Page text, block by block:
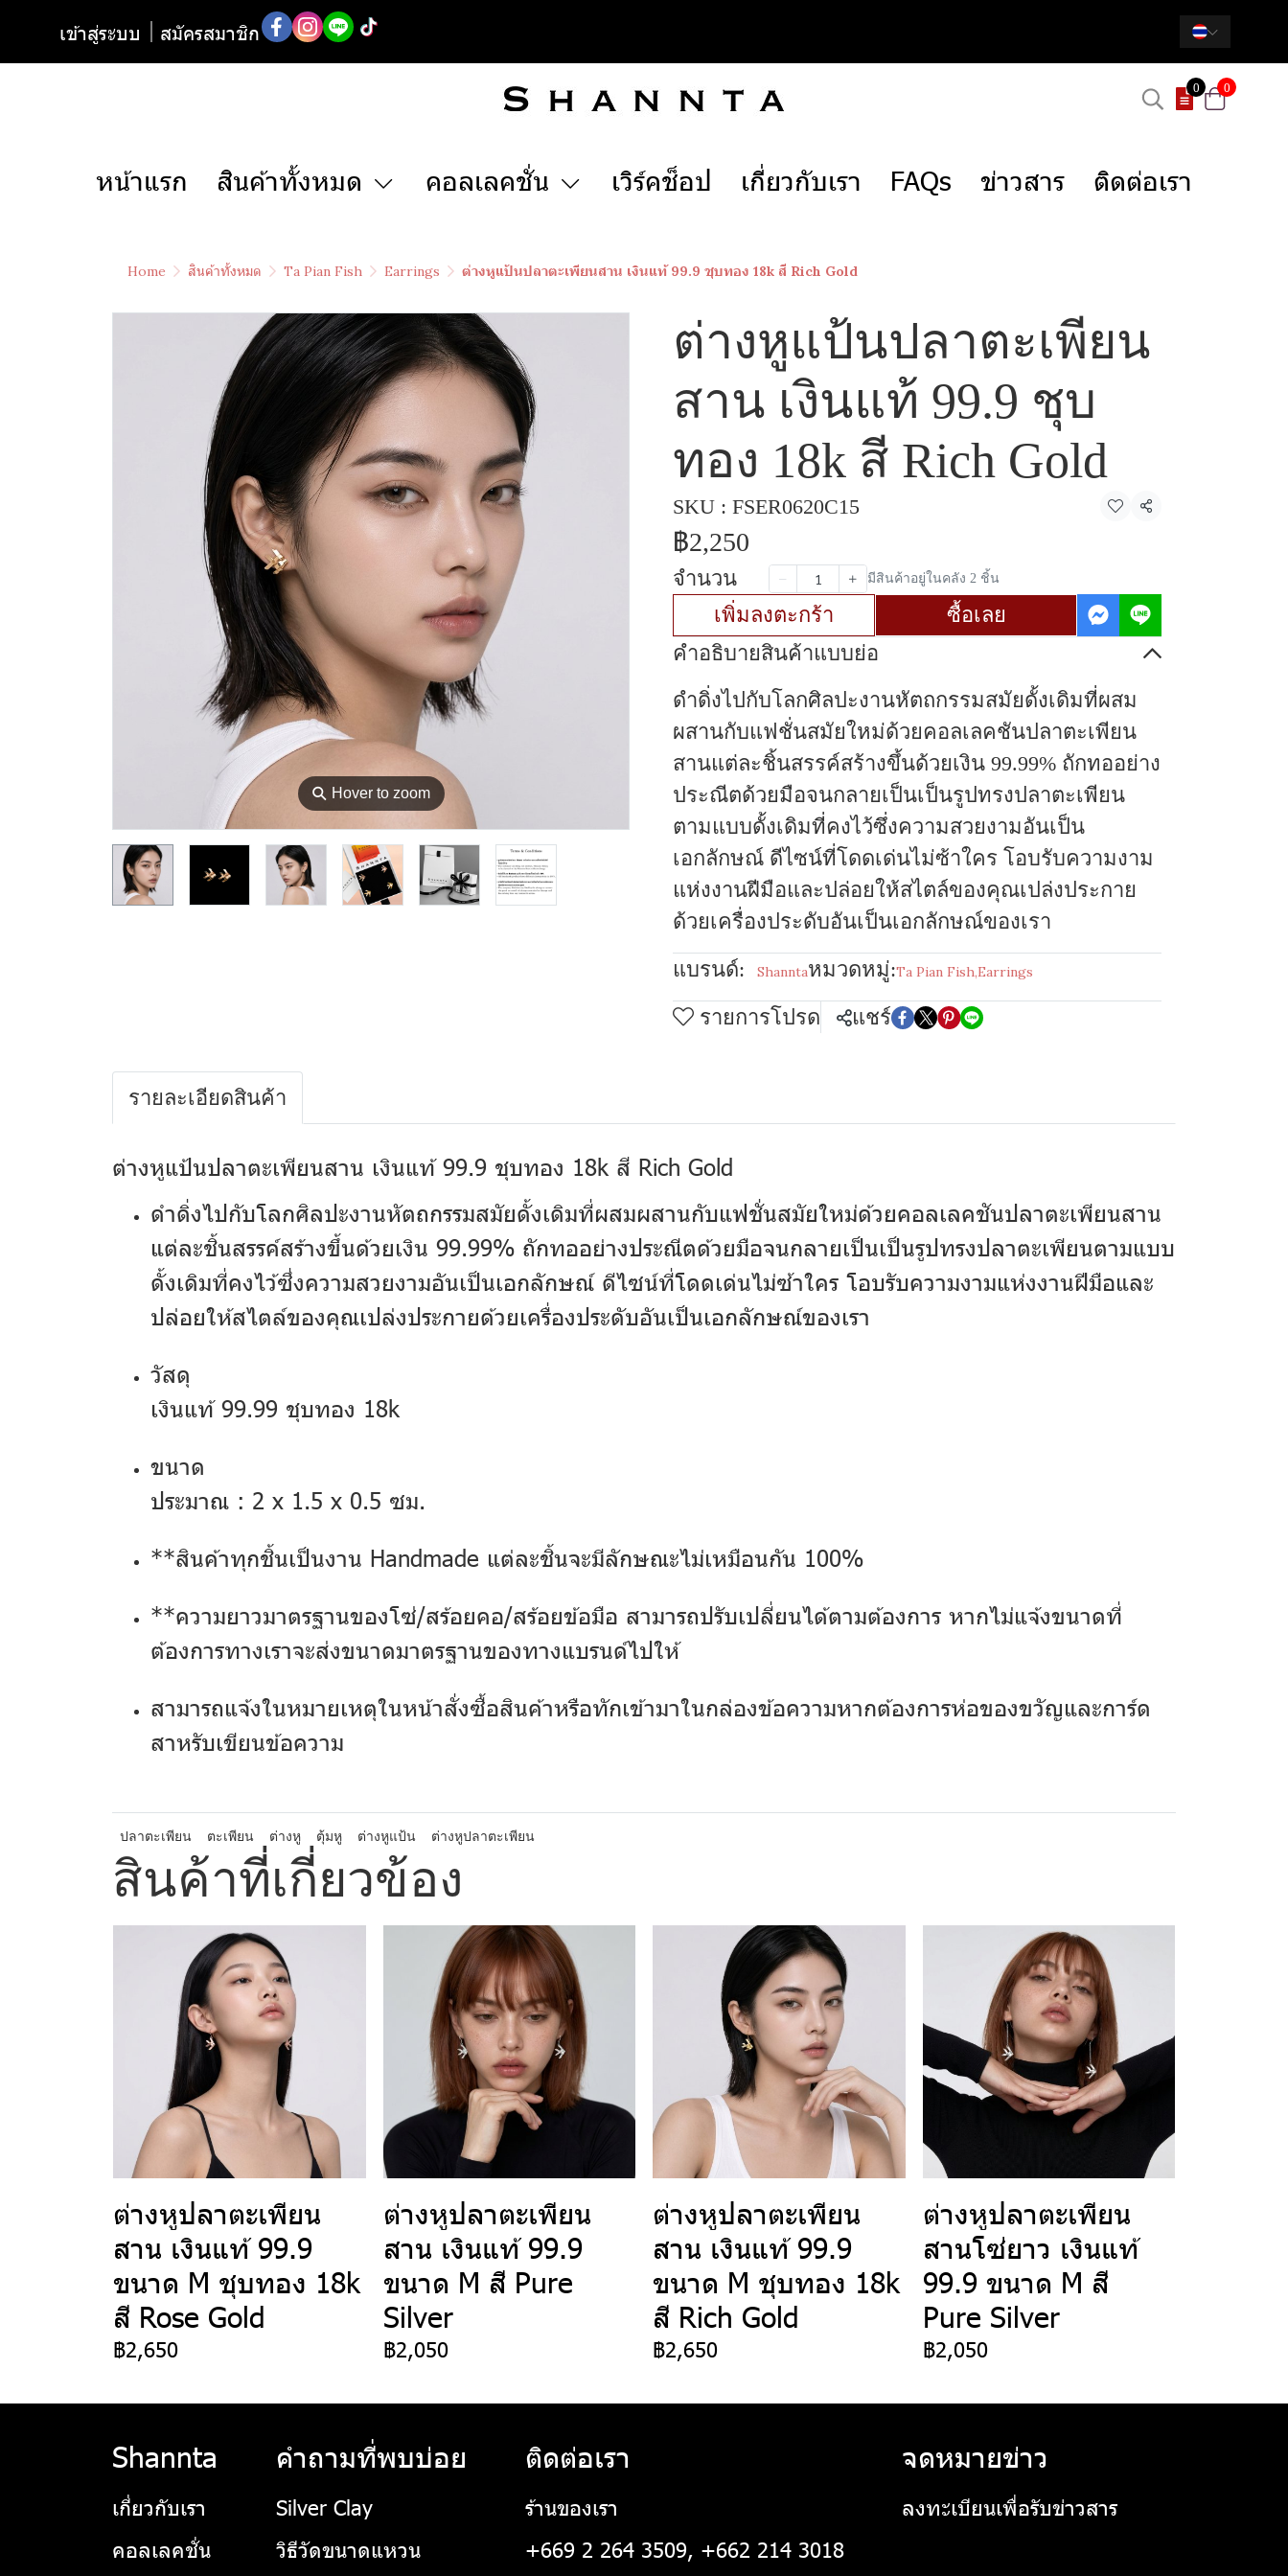
เข้าสู่ระบบ สมัครสมาชิก
0 0
หน้าแรก สินค้าทั้งหมด คอลเลคชั่น เวิร์คช็อป เกี่ยวกับเรา FAQs ข่าวสาร ติดต่อเรา
Home สินค้าทั้งหมด Ta Pian Fish Earrings ต่างหูแป้นปลาตะเพียนสาน เงินแท้ 99.9 ชุบทอง 18k สี Rich Gold
⚲ Hover to zoom
ต่างหูแป้นปลาตะเพียน
สาน เงินแท้ 99.9 ชุบ
ทอง 18k สี Rich Gold
SKU : FSER0620C15 แชร์
฿2,250
จำนวน มีสินค้าอยู่ในคลัง 2 ชิ้น
เพิ่มลงตะกร้า
ซื้อเลย
คำอธิบายสินค้าแบบย่อ
ดำดิ่งไปกับโลกศิลปะงานหัตถกรรมสมัยดั้งเดิมที่ผสม
ผสานกับแฟชั่นสมัยใหม่ด้วยคอลเลคชันปลาตะเพียน
สานแต่ละชิ้นสรรค์สร้างขึ้นด้วยเงิน 99.99% ถักทออย่าง
ประณีตด้วยมือจนกลายเป็นเป็นรูปทรงปลาตะเพียน
ตามแบบดั้งเดิมที่คงไว้ซึ่งความสวยงามอันเป็น
เอกลักษณ์ ดีไซน์ที่โดดเด่นไม่ซ้าใคร โอบรับความงาม
แห่งงานฝีมือและปล่อยให้สไตล์ของคุณเปล่งประกาย
ด้วยเครื่องประดับอันเป็นเอกลักษณ์ของเรา
แบรนด์:
Shanntaหมวดหมู่:Ta Pian Fish,Earrings
รายการโปรด แชร์
รายละเอียดสินค้า
ต่างหูแป้นปลาตะเพียนสาน เงินแท้ 99.9 ชุบทอง 18k สี Rich Gold
ดำดิ่งไปกับโลกศิลปะงานหัตถกรรมสมัยดั้งเดิมที่ผสมผสานกับแฟชั่นสมัยใหม่ด้วยคอลเลคชันปลาตะเพียนสาน
แต่ละชิ้นสรรค์สร้างขึ้นด้วยเงิน 99.99% ถักทออย่างประณีตด้วยมือจนกลายเป็นเป็นรูปทรงปลาตะเพียนตามแบบ
ดั้งเดิมที่คงไว้ซึ่งความสวยงามอันเป็นเอกลักษณ์ ดีไซน์ที่โดดเด่นไม่ซ้าใคร โอบรับความงามแห่งงานฝีมือและ
ปล่อยให้สไตล์ของคุณเปล่งประกายด้วยเครื่องประดับอันเป็นเอกลักษณ์ของเรา
วัสดุ
เงินแท้ 99.99 ชุบทอง 18k
ขนาด
ประมาณ : 2 x 1.5 x 0.5 ซม.
**สินค้าทุกชิ้นเป็นงาน Handmade แต่ละชิ้นจะมีลักษณะไม่เหมือนกัน 100%
**ความยาวมาตรฐานของโซ่/สร้อยคอ/สร้อยข้อมือ สามารถปรับเปลี่ยนได้ตามต้องการ หากไม่แจ้งขนาดที่
ต้องการทางเราจะส่งขนาดมาตรฐานของทางแบรนด์ไปให้
สามารถแจ้งในหมายเหตุในหน้าสั่งซื้อสินค้าหรือทักเข้ามาในกล่องข้อความหากต้องการห่อของขวัญและการ์ด
สาหรับเขียนข้อความ
ปลาตะเพียน ตะเพียน ต่างหู ตุ้มหู ต่างหูแป้น ต่างหูปลาตะเพียน
สินค้าที่เกี่ยวข้อง
ต่างหูปลาตะเพียน
สาน เงินแท้ 99.9
ขนาด M ชุบทอง 18k
สี Rose Gold
฿2,650
ต่างหูปลาตะเพียน
สาน เงินแท้ 99.9
ขนาด M สี Pure
Silver
฿2,050
ต่างหูปลาตะเพียน
สาน เงินแท้ 99.9
ขนาด M ชุบทอง 18k
สี Rich Gold
฿2,650
ต่างหูปลาตะเพียน
สานโซ่ยาว เงินแท้
99.9 ขนาด M สี
Pure Silver
฿2,050
Shannta
เกี่ยวกับเรา
คอลเลคชั่น
คำถามที่พบบ่อย
Silver Clay
วิธีวัดขนาดแหวน
ติดต่อเรา
ร้านของเรา
+669 2 264 3509, +662 214 3018
จดหมายข่าว
ลงทะเบียนเพื่อรับข่าวสาร